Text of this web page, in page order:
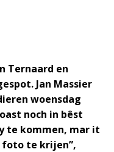
Ternaard en
Jan Massier
woensdag
noch in bêst
te kommen, mar it
foto te krijen”,